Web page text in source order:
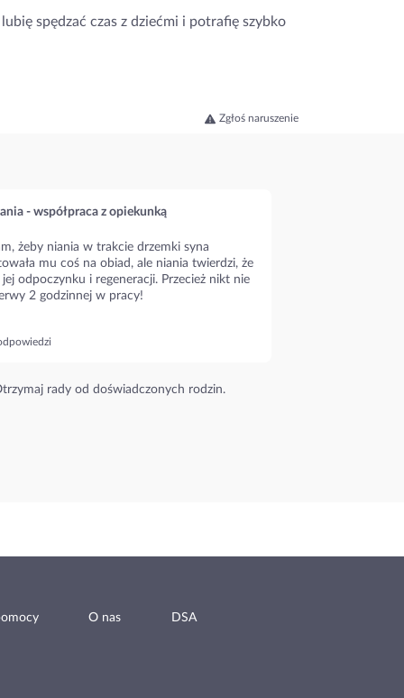
spędzać czas z dziećmi i potrafię szybko
Zgłoś naruszenie
- współpraca z opiekunką
żeby niania w trakcie drzemki syna
mu coś na obiad, ale niania twierdzi, że
odpoczynku i regeneracji. Przecież nikt nie
2 godzinnej w pracy!
rady od doświadczonych rodzin.
O nas DSA